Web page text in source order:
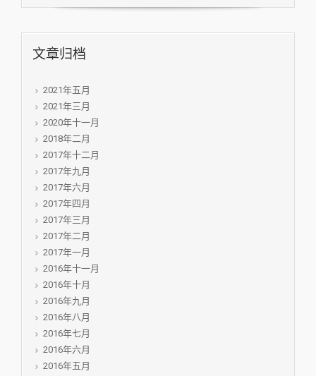
文章归档
2021年五月
2021年三月
2020年十一月
2018年二月
2017年十二月
2017年九月
2017年六月
2017年四月
2017年三月
2017年二月
2017年一月
2016年十一月
2016年十月
2016年九月
2016年八月
2016年七月
2016年六月
2016年五月